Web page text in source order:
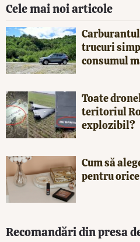
Cele mai noi articole
trucuri
consumul
Toate
teritoriul
explozibil?
Cum să
pentru
Recomandări din presa